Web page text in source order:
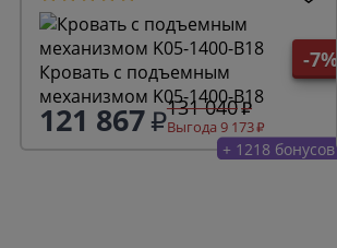
-7%
Кровать с подъемным
механизмом K05-1400-B18
121 867 131 040
Выгода 9 173
+ 1218 бонусов